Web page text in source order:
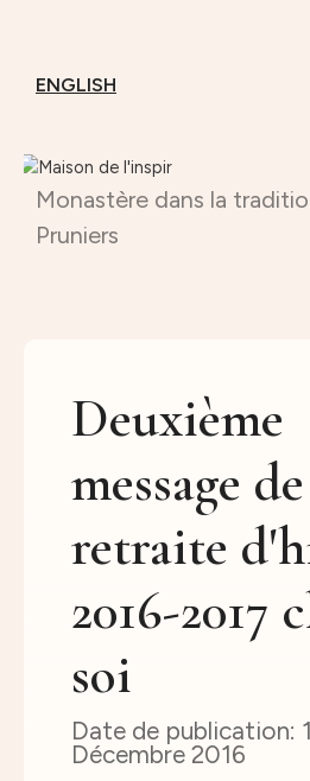
ENGLISH
Monastère dans la
Pruniers
Deuxième
message
retraite
2016-2017
soi
1
Décembre 2016